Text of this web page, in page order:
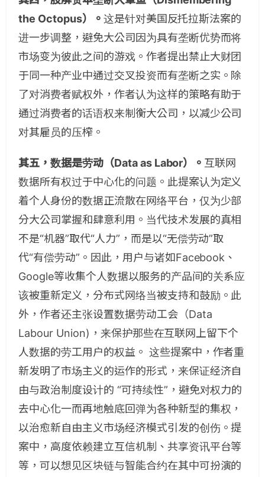
the Octopus）。 这是针对美国反托拉斯法案的
进一步调整，避免大公司因为具有垄断优势而将
市场变为彼此之间的游戏。作者提出禁止大财团
于同一种产业中通过交叉投资而有垄断之实。除
了对消费者赋权外，作者认为这样的策略有助于
通过消费者的话语权来制衡大公司，以减少公司
对其雇员的压榨。
其五，数据是劳动（Data as Labor）。 互联网
数据所有权过于中心化的问题。此提案认为定义
着个人身份的数据正流散在网络平台，仅为少部
分大公司掌握和肆意利用。当代技术发展的真相
不是“机器”取代“人力”，而是以“无偿劳动”取
代“有偿劳动”。因此，用户与诸如Facebook、
Google等收集个人数据以服务的产品间的关系应
该被重新定义，分布式网络当被支持和鼓励。此
外，作者还主张设置数据劳动工会（Data
Labour Union)，来保护那些在互联网上留下个
人数据的劳工用户的权益。 这些提案中，作者重
新发明了市场主义的运作的形式，来保证经济自
由与政治制度设计的 “可持续性”，避免对权力的
去中心化一而再地触底回弹为各种新型的集权，
以治愈新自由主义市场经济模式引发的创伤。提
案中，高度依赖建立互信机制、共享资讯平台等
等，可以想见区块链与智能合约在其中可扮演的